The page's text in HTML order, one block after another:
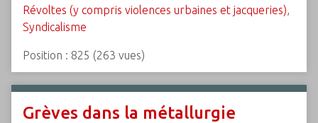
Révoltes (y compris violences urbaines et jacqueries),
Syndicalisme
Position : 825 (263 vues)
Grèves dans la métallurgie